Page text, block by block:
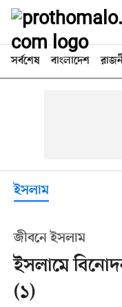
সর্বশেষ বাংলাদেশ
ইসলাম
জীবনে ইসলাম
ইসলামে
(১)